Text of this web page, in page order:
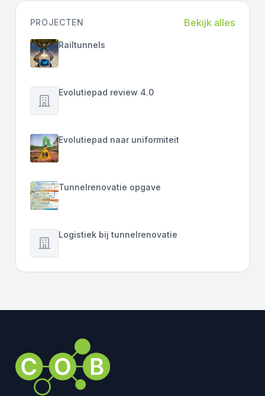
PROJECTEN Bekijk alles
Railtunnels
Evolutiepad review 4.0
Evolutiepad naar uniformiteit
Tunnelrenovatie opgave
Logistiek bij tunnelrenovatie